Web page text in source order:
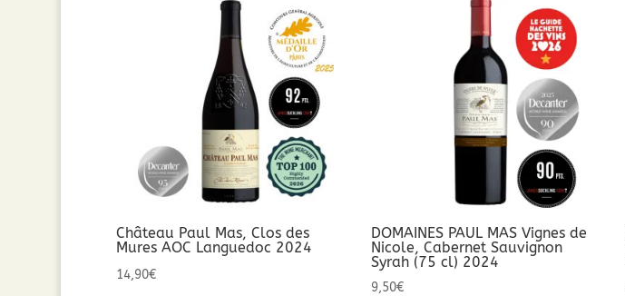
Château Paul Mas, Clos des
Mures AOC Languedoc 2024
14,90€
DOMAINES PAUL MAS Vignes de
Nicole, Cabernet Sauvignon
Syrah (75 cl) 2024
9,50€